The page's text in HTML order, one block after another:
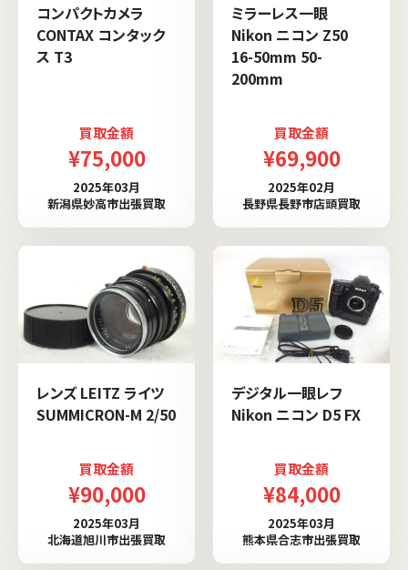
コンパクトカメラ
CONTAX コンタック
ス T3
買取金額
¥75,000
2025年03月
新潟県妙高市出張買取
ミラーレス一眼
Nikon ニコン Z50
16-50mm 50-
200mm
買取金額
¥69,900
2025年02月
長野県長野市店頭買取
レンズ LEITZ ライツ
SUMMICRON-M 2/50
買取金額
¥90,000
2025年03月
北海道旭川市出張買取
デジタル一眼レフ
Nikon ニコン D5 FX
買取金額
¥84,000
2025年03月
熊本県合志市出張買取